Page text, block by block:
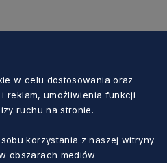
w celu dostosowania oraz
reklam, umożliwienia funkcji
ruchu na stronie.
korzystania z naszej witryny
obszarach mediów